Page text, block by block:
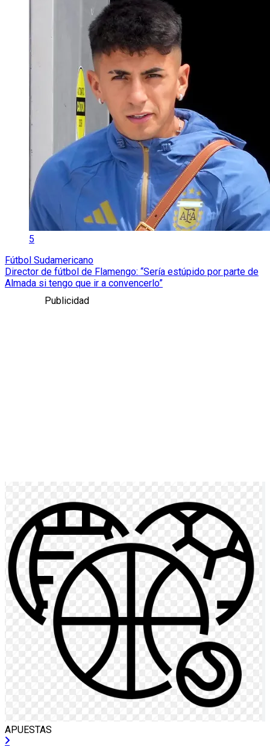
5
Fútbol Sudamericano
Director de fútbol de Flamengo: “Sería estúpido por parte de
Almada si tengo que ir a convencerlo”
Publicidad
APUESTAS